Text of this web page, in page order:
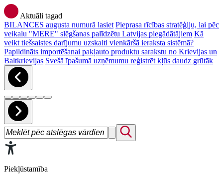
Aktuāli tagad
BILANCES augusta numurā lasiet Pieprasa rīcības stratēģiju, lai pēc
veikalu "MERE" slēgšanas palīdzētu Latvijas piegādātājiem Kā
veikt tiešsaistes darījumu uzskaiti vienkāršā ieraksta sistēmā?
Papildināts importēšanai pakļauto produktu sarakstu no Krievijas un
Baltkrievijas Svešā īpašumā uzņēmumu reģistrēt kļūs daudz grūtāk
Piekļūstamība